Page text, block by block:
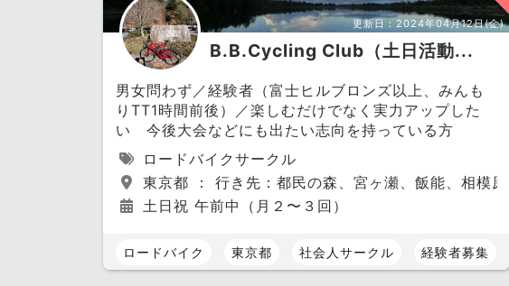
更新日：2024年04月12日(金)
B.B.Cycling Club（土日活動...
男女問わず／経験者（富士ヒルブロンズ以上、みんも
りTT1時間前後）／楽しむだけでなく実力アップした
い 今後大会などにも出たい志向を持っている方
ロードバイクサークル
東京都 ： 行き先：都民の森、宮ヶ瀬、飯能、相模
土日祝 午前中（月２〜３回）
ロードバイク 東京都 社会人サークル 経験者募集